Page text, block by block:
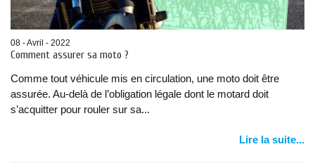
08 - Avril - 2022
Comment assurer sa moto ?
Comme tout véhicule mis en circulation, une moto doit être
assurée. Au-delà de l’obligation légale dont le motard doit
s’acquitter pour rouler sur sa...
Lire la suite...